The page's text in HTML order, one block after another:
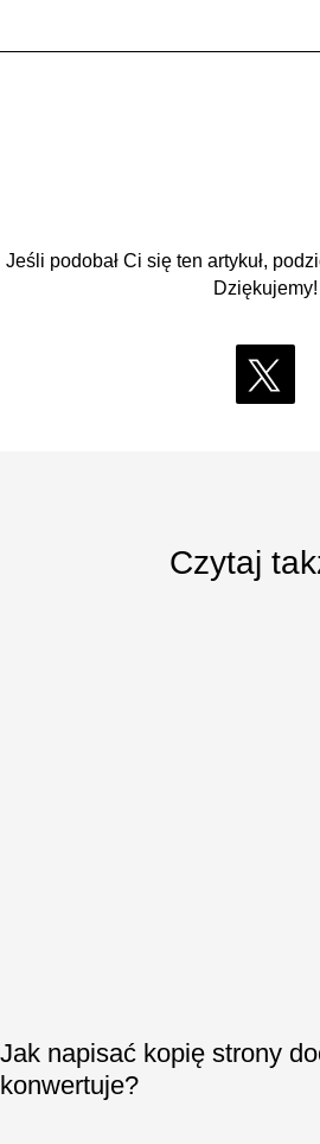
Jeśli podobał Ci się ten artykuł,
Dziękujemy!
Czytaj
Jak napisać kopię strony
konwertuje?